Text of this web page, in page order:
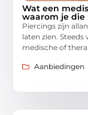
Wat een
waarom je die
Piercings zijn
laten zien.
medische of
Aanbiedingen